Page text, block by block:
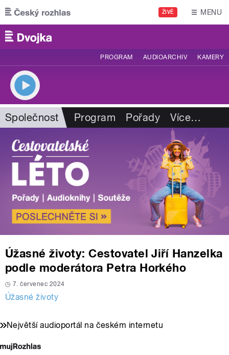
Přejít k hlavnímu obsahu
ŽIVĚ MENU
PROGRAM AUDIOARCHIV KAMERY
Společnost Program Pořady Více…
Úžasné životy: Cestovatel Jiří Hanzelka
podle moderátora Petra Horkého
7. červenec 2024
Úžasné životy
Největší audioportál na českém internetu